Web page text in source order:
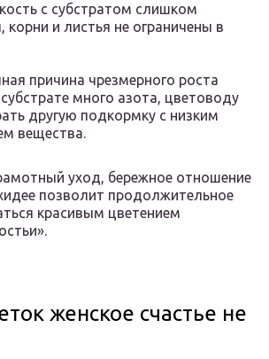
с субстратом слишком
корни и листья не ограничены в
причина чрезмерного роста
много азота, цветоводу
другую подкормку с низким
вещества.
уход, бережное отношение
позволит продолжительное
красивым цветением
женское счастье не